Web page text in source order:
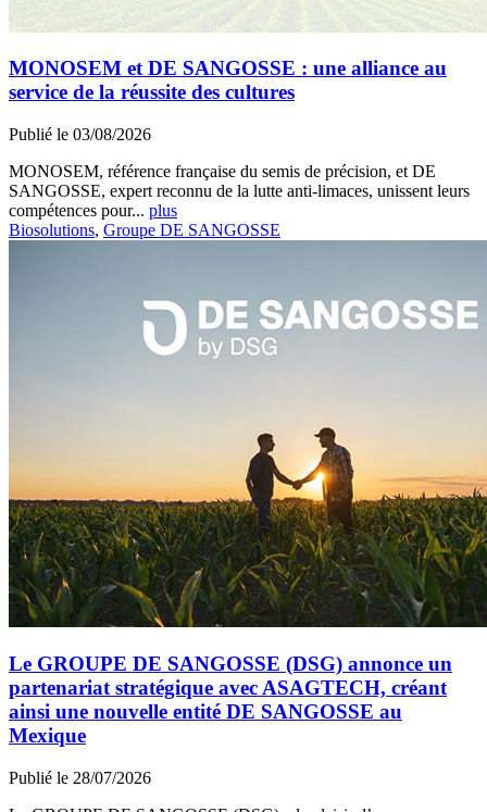
MONOSEM et DE SANGOSSE : une alliance au
service de la réussite des cultures
Publié le 03/08/2026
MONOSEM, référence française du semis de précision, et DE
SANGOSSE, expert reconnu de la lutte anti-limaces, unissent leurs
compétences pour... plus
Biosolutions, Groupe DE SANGOSSE
Le GROUPE DE SANGOSSE (DSG) annonce un
partenariat stratégique avec ASAGTECH, créant
ainsi une nouvelle entité DE SANGOSSE au
Mexique
Publié le 28/07/2026